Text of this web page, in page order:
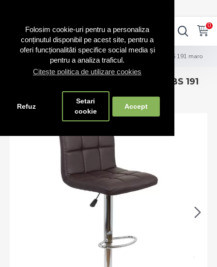
Folosim cookie-uri pentru a personaliza
conținutul disponibil pe acest site, pentru a
oferi funcționalităti specifice social media și
pentru a analiza traficul.
Citește politica de utilizare cookies
Refuz
Setari
cookie
Accept
0
Scaune bar Scaune de bar și insulă bucătărie ABS 191 maro
Scaune de bar și insulă bucătărie ABS 191